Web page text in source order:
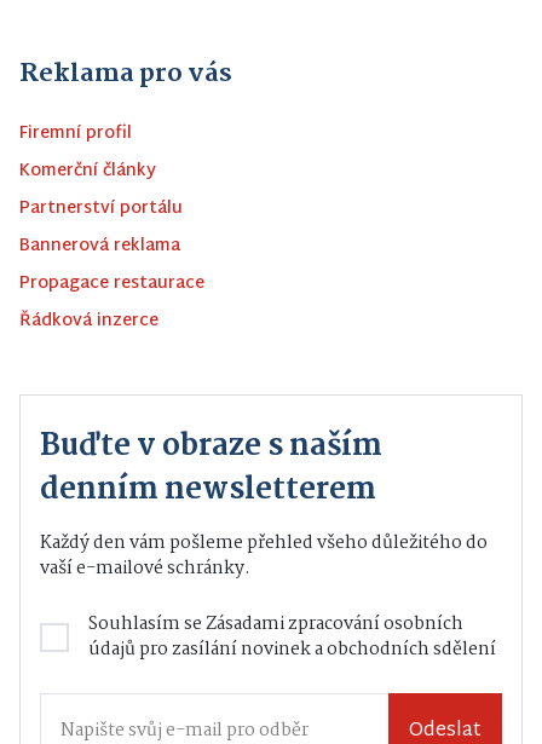
Reklama pro vás
Firemní profil
Komerční články
Partnerství portálu
Bannerová reklama
Propagace restaurace
Řádková inzerce
Buďte v obraze s naším
denním newsletterem
Každý den vám pošleme přehled všeho důležitého do
vaší e-mailové schránky.
Souhlasím seZásadami zpracování osobních
údajůpro zasílání novinek a obchodních sdělení
Odeslat